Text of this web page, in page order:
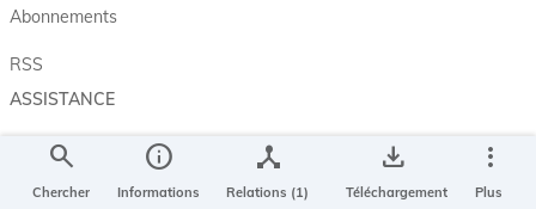
search
Chercher
info
Informations
device_hub
Relations (1)
save_alt
Téléchargement
more_vert
Plus
Abonnements
RSS
ASSISTANCE
Aide et à propos
Projet Casemates